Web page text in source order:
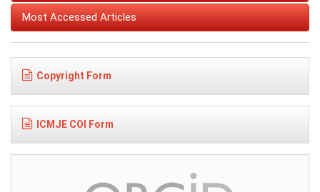
Most Accessed Articles
Copyright Form
ICMJE COI Form